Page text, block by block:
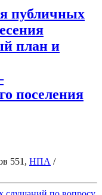
публичных
план и
поселения
551, НПА /